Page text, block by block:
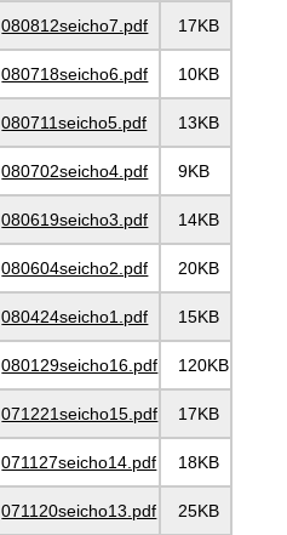
080812seicho7.pdf
17KB
080718seicho6.pdf
10KB
080711seicho5.pdf
13KB
080702seicho4.pdf
9KB
080619seicho3.pdf
14KB
080604seicho2.pdf
20KB
080424seicho1.pdf
15KB
080129seicho16.pdf
120KB
071221seicho15.pdf
17KB
071127seicho14.pdf
18KB
071120seicho13.pdf
25KB